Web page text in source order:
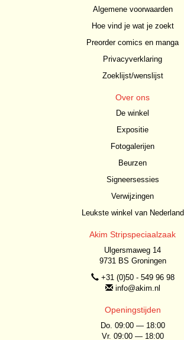
Algemene voorwaarden
Hoe vind je wat je zoekt
Preorder comics en manga
Privacyverklaring
Zoeklijst/wenslijst
Over ons
De winkel
Expositie
Fotogalerijen
Beurzen
Signeersessies
Verwijzingen
Leukste winkel van Nederland
Akim Stripspeciaalzaak
Ulgersmaweg 14
9731 BS Groningen
+31 (0)50 - 549 96 98
info@akim.nl
Openingstijden
Do. 09:00 — 18:00
Vr. 09:00 — 18:00